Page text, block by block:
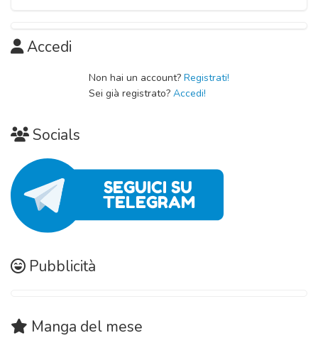
Accedi
Non hai un account? Registrati!
Sei già registrato? Accedi!
Socials
Pubblicità
Manga del mese